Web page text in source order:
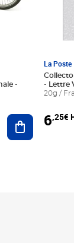
Ajouter au
La Poste
- Lettre
20g /
6,25€